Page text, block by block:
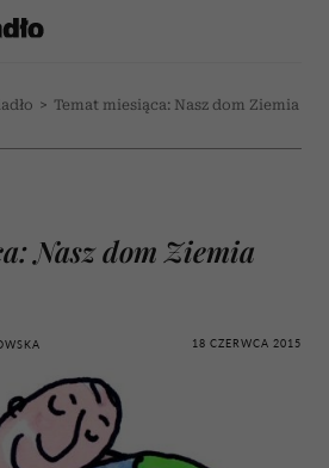
> Temat miesiąca: Nasz dom Ziemia
Nasz dom Ziemia
18 CZERWCA 2015